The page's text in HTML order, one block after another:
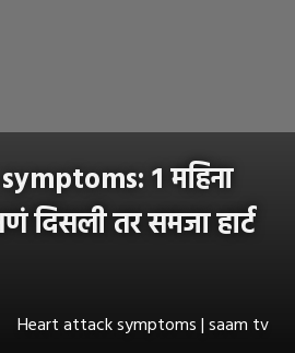
1 महिना
दिसली तर समजा हार्ट
Heart attack symptoms | saam tv